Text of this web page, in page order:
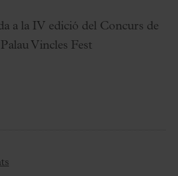
a la IV edició del Concurs de
Vincles Fest